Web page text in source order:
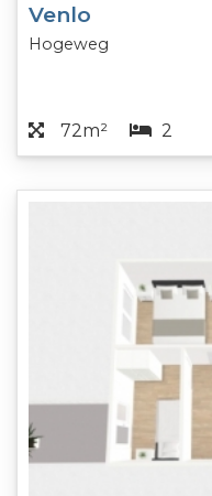
Venlo
Hogeweg
72m² 2